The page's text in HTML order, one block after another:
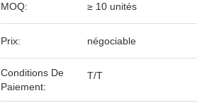
MOQ: ≥ 10 unités
Prix: négociable
Conditions De
Paiement:
T/T